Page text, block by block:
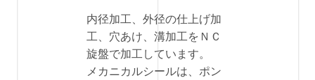
内径加工、外径の仕上げ加
工、穴あけ、溝加工をＮＣ
旋盤で加工しています。
メカニカルシールは、ポン